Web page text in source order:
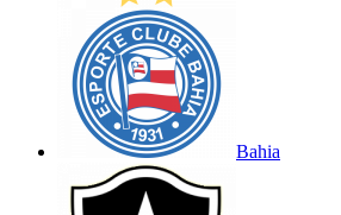
Bahia